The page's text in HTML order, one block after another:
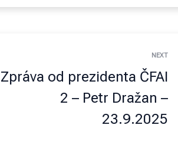
NEXT
Zpráva od prezidenta ČFAI
2 – Petr Dražan –
23.9.2025